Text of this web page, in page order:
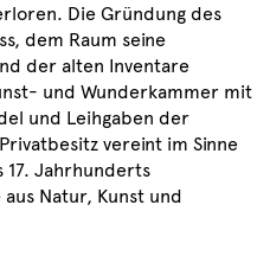
Die Gründung des
dem Raum seine
der alten Inventare
und Wunderkammer mit
und Leihgaben der
vereint im Sinne
17. Jahrhunderts
Natur, Kunst und